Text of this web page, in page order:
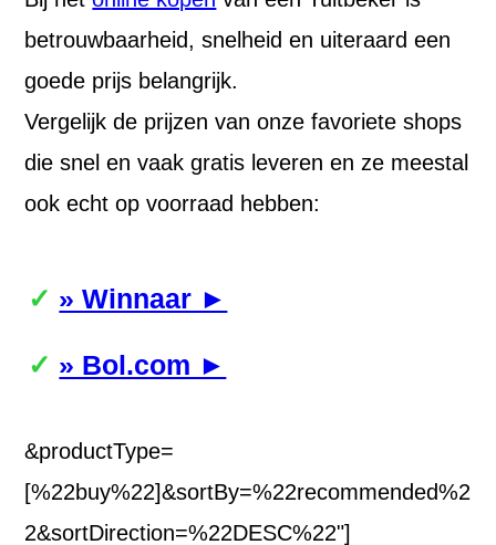
betrouwbaarheid, snelheid en uiteraard een
goede prijs belangrijk.
Vergelijk de prijzen van onze favoriete shops
die snel en vaak gratis leveren en ze meestal
ook echt op voorraad hebben:
» Winnaar ►
» Bol.com ►
&productType=
[%22buy%22]&sortBy=%22recommended%2
2&sortDirection=%22DESC%22"]